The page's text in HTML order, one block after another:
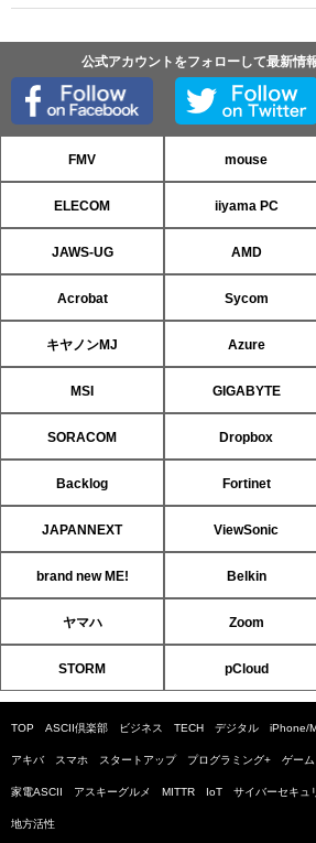
公式アカウントをフォローして最新情
FMV mouse
ELECOM iiyama PC
JAWS-UG AMD
Acrobat Sycom
キヤノンMJ Azure
MSI GIGABYTE
SORACOM Dropbox
Backlog Fortinet
JAPANNEXT ViewSonic
brand new ME! Belkin
ヤマハ Zoom
STORM pCloud
TOP ASCII倶楽部 ビジネス TECH デジタル iPhone/
アキバ スマホ スタートアップ プログラミング+ ゲーム
家電ASCII アスキーグルメ MITTR IoT サイバーセキュ
地方活性